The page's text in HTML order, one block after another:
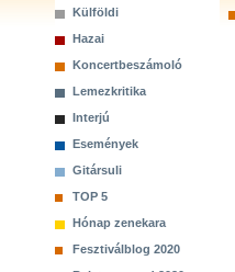
Külföldi
Hazai
Koncertbeszámoló
Lemezkritika
Interjú
Események
Gitársuli
TOP 5
Hónap zenekara
Fesztiválblog 2020